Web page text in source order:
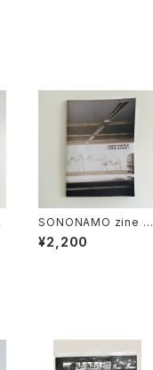
SONONAMO zine 19
98-2003
¥2,200